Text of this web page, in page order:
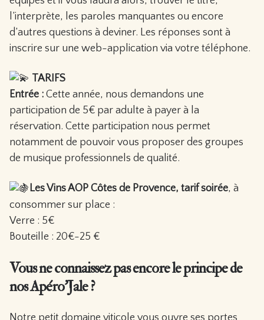
l’interprète, les paroles manquantes ou encore
d’autres questions à deviner. Les réponses sont à
inscrire sur une web-application via votre téléphone.
TARIFS
Entrée : Cette année, nous demandons une
participation de 5€ par adulte à payer à la
réservation. Cette participation nous permet
notamment de pouvoir vous proposer des groupes
de musique professionnels de qualité.
Les Vins AOP Côtes de Provence, tarif soirée, à
consommer sur place :
Verre : 5€
Bouteille : 20€-25 €
Vous ne connaissez pas encore le principe de
nos Apéro’Jale ?
Notre petit domaine viticole vous ouvre ses portes